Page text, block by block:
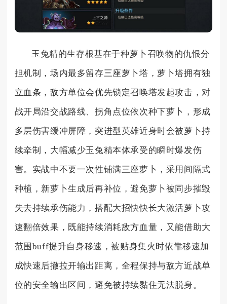
玉兔精的生存根基在于种萝卜召唤物的仇恨分
担机制，场内最多留存三座萝卜塔，萝卜塔拥有独
立血条，敌方单位会优先锁定召唤塔发起攻击，对
战开局沿交战路线、拐角点位依次种下萝卜，形成
多层伤害缓冲屏障，突进型英雄近身时会被萝卜持
续牵制，大幅减少玉兔精本体承受的瞬时爆发伤
害。实战中不要一次性铺满三座萝卜，采用间隔式
种植，新萝卜生成后再补位，避免萝卜被同步摧毁
失去持续承伤能力，搭配大招快快长大激活萝卜攻
速翻倍效果，既能持续消耗敌方血量，又能借助大
范围buff提升自身移速，被贴身集火时依靠移速加
成快速后撤拉开输出距离，全程保持与敌方近战单
位的安全输出区间，避免被持续黏住无法脱身。